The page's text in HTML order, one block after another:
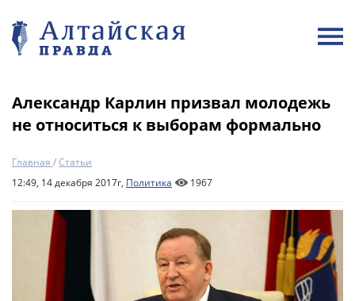
Александр Карлин призвал молодежь
не относиться к выборам формально
Главная /Статьи
12:49, 14 декабря 2017г, Политика 1967